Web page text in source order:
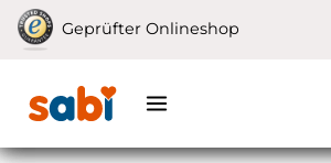
Zum Hauptinhalt springen
Geprüfter Onlineshop